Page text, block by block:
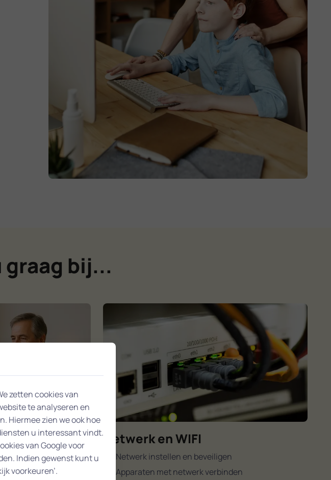
bij...
11 Netwerk en WIFI
Netwerk instellen en beveiligen
Apparaten met netwerk verbinden
zetten cookies van
te analyseren en
Hiermee zien we ook hoe
u interessant vindt.
van Google voor
Indien gewenst kunt u
voorkeuren’.